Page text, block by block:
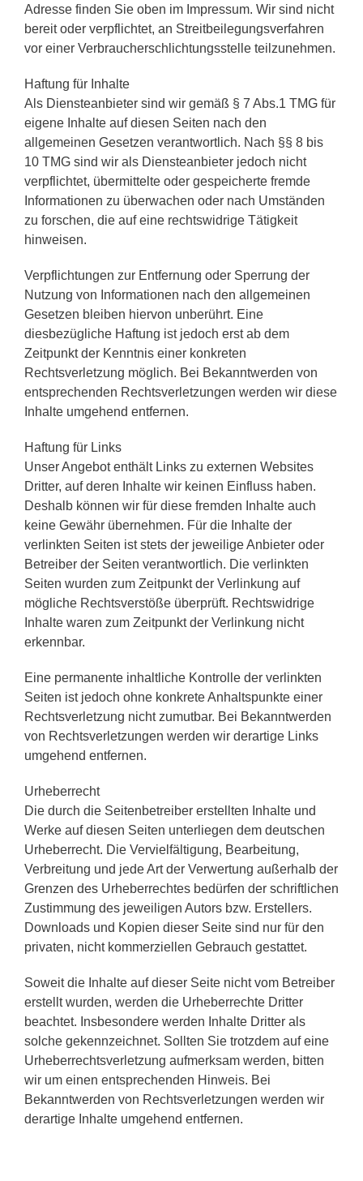
Adresse finden Sie oben im Impressum. Wir sind nicht
bereit oder verpflichtet, an Streitbeilegungsverfahren
vor einer Verbraucherschlichtungsstelle teilzunehmen.
Haftung für Inhalte
Als Diensteanbieter sind wir gemäß § 7 Abs.1 TMG für
eigene Inhalte auf diesen Seiten nach den
allgemeinen Gesetzen verantwortlich. Nach §§ 8 bis
10 TMG sind wir als Diensteanbieter jedoch nicht
verpflichtet, übermittelte oder gespeicherte fremde
Informationen zu überwachen oder nach Umständen
zu forschen, die auf eine rechtswidrige Tätigkeit
hinweisen.
Verpflichtungen zur Entfernung oder Sperrung der
Nutzung von Informationen nach den allgemeinen
Gesetzen bleiben hiervon unberührt. Eine
diesbezügliche Haftung ist jedoch erst ab dem
Zeitpunkt der Kenntnis einer konkreten
Rechtsverletzung möglich. Bei Bekanntwerden von
entsprechenden Rechtsverletzungen werden wir diese
Inhalte umgehend entfernen.
Haftung für Links
Unser Angebot enthält Links zu externen Websites
Dritter, auf deren Inhalte wir keinen Einfluss haben.
Deshalb können wir für diese fremden Inhalte auch
keine Gewähr übernehmen. Für die Inhalte der
verlinkten Seiten ist stets der jeweilige Anbieter oder
Betreiber der Seiten verantwortlich. Die verlinkten
Seiten wurden zum Zeitpunkt der Verlinkung auf
mögliche Rechtsverstöße überprüft. Rechtswidrige
Inhalte waren zum Zeitpunkt der Verlinkung nicht
erkennbar.
Eine permanente inhaltliche Kontrolle der verlinkten
Seiten ist jedoch ohne konkrete Anhaltspunkte einer
Rechtsverletzung nicht zumutbar. Bei Bekanntwerden
von Rechtsverletzungen werden wir derartige Links
umgehend entfernen.
Urheberrecht
Die durch die Seitenbetreiber erstellten Inhalte und
Werke auf diesen Seiten unterliegen dem deutschen
Urheberrecht. Die Vervielfältigung, Bearbeitung,
Verbreitung und jede Art der Verwertung außerhalb der
Grenzen des Urheberrechtes bedürfen der schriftlichen
Zustimmung des jeweiligen Autors bzw. Erstellers.
Downloads und Kopien dieser Seite sind nur für den
privaten, nicht kommerziellen Gebrauch gestattet.
Soweit die Inhalte auf dieser Seite nicht vom Betreiber
erstellt wurden, werden die Urheberrechte Dritter
beachtet. Insbesondere werden Inhalte Dritter als
solche gekennzeichnet. Sollten Sie trotzdem auf eine
Urheberrechtsverletzung aufmerksam werden, bitten
wir um einen entsprechenden Hinweis. Bei
Bekanntwerden von Rechtsverletzungen werden wir
derartige Inhalte umgehend entfernen.